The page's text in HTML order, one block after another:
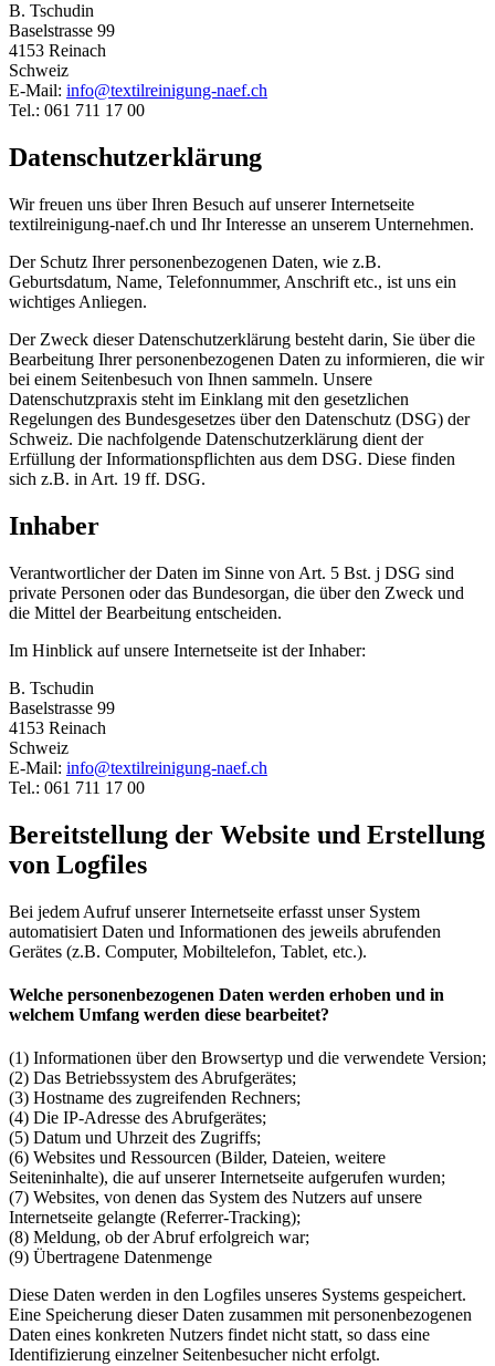
B. Tschudin
Baselstrasse 99
4153 Reinach
Schweiz
E-Mail: info@textilreinigung-naef.ch
Tel.: 061 711 17 00
Datenschutzerklärung
Wir freuen uns über Ihren Besuch auf unserer Internetseite
textilreinigung-naef.ch und Ihr Interesse an unserem Unternehmen.
Der Schutz Ihrer personenbezogenen Daten, wie z.B.
Geburtsdatum, Name, Telefonnummer, Anschrift etc., ist uns ein
wichtiges Anliegen.
Der Zweck dieser Datenschutzerklärung besteht darin, Sie über die
Bearbeitung Ihrer personenbezogenen Daten zu informieren, die wir
bei einem Seitenbesuch von Ihnen sammeln. Unsere
Datenschutzpraxis steht im Einklang mit den gesetzlichen
Regelungen des Bundesgesetzes über den Datenschutz (DSG) der
Schweiz. Die nachfolgende Datenschutzerklärung dient der
Erfüllung der Informationspflichten aus dem DSG. Diese finden
sich z.B. in Art. 19 ff. DSG.
Inhaber
Verantwortlicher der Daten im Sinne von Art. 5 Bst. j DSG sind
private Personen oder das Bundesorgan, die über den Zweck und
die Mittel der Bearbeitung entscheiden.
Im Hinblick auf unsere Internetseite ist der Inhaber:
B. Tschudin
Baselstrasse 99
4153 Reinach
Schweiz
E-Mail: info@textilreinigung-naef.ch
Tel.: 061 711 17 00
Bereitstellung der Website und Erstellung
von Logfiles
Bei jedem Aufruf unserer Internetseite erfasst unser System
automatisiert Daten und Informationen des jeweils abrufenden
Gerätes (z.B. Computer, Mobiltelefon, Tablet, etc.).
Welche personenbezogenen Daten werden erhoben und in
welchem Umfang werden diese bearbeitet?
(1) Informationen über den Browsertyp und die verwendete Version;
(2) Das Betriebssystem des Abrufgerätes;
(3) Hostname des zugreifenden Rechners;
(4) Die IP-Adresse des Abrufgerätes;
(5) Datum und Uhrzeit des Zugriffs;
(6) Websites und Ressourcen (Bilder, Dateien, weitere
Seiteninhalte), die auf unserer Internetseite aufgerufen wurden;
(7) Websites, von denen das System des Nutzers auf unsere
Internetseite gelangte (Referrer-Tracking);
(8) Meldung, ob der Abruf erfolgreich war;
(9) Übertragene Datenmenge
Diese Daten werden in den Logfiles unseres Systems gespeichert.
Eine Speicherung dieser Daten zusammen mit personenbezogenen
Daten eines konkreten Nutzers findet nicht statt, so dass eine
Identifizierung einzelner Seitenbesucher nicht erfolgt.